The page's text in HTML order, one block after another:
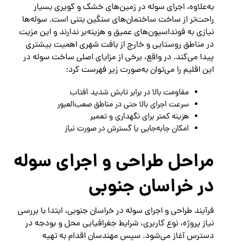
به‌علاوه، اجرای سوله در زمین‌های خشک و کویری بسیار
راحت‌تر از ساخت ساختمان‌های سنگین بتنی است. سوله‌ها
نیازی به فونداسیون‌های عمیق و هزینه‌بر ندارند و این مزیت
در مناطق روستایی و خارج از بافت شهری اهمیت بیشتری
پیدا می‌کند. در واقع، برخی از مزایای اصلی ساخت سوله در
این اقلیم را می‌توان به‌صورت زیر فهرست کرد:
مقاومت بالا در برابر تابش شدید آفتاب
سرعت اجرای بالا حتی در مناطق صعب‌العبور
هزینه کمتر برای نگهداری و تعمیر
امکان جابه‌جایی یا گسترش در صورت نیاز
مراحل طراحی و اجرای سوله
در خراسان جنوبی
فرآیند طراحی و اجرای سوله در خراسان جنوبی، ابتدا با بررسی
نیاز پروژه، نوع کاربری، شرایط جغرافیایی محل و بودجه در
دسترس آغاز می‌شود. سپس مهندسان اقدام به تهیه